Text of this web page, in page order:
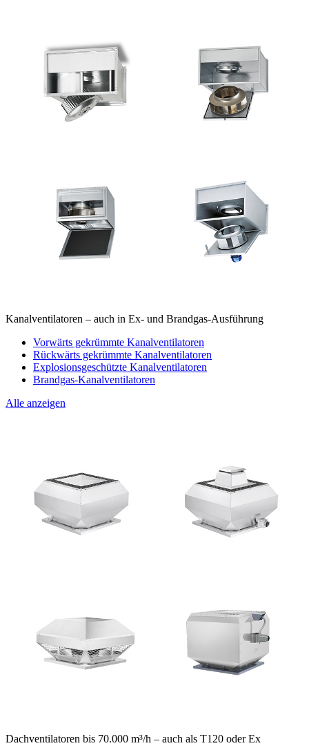
Kanalventilatoren – auch in Ex- und Brandgas-Ausführung
Vorwärts gekrümmte Kanalventilatoren
Rückwärts gekrümmte Kanalventilatoren
Explosionsgeschützte Kanalventilatoren
Brandgas-Kanalventilatoren
Alle anzeigen
Dachventilatoren bis 70.000 m³/h – auch als T120 oder Ex